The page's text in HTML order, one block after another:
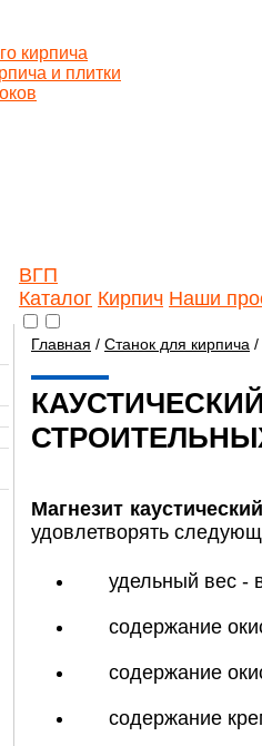
кирпича
и плитки
ВГП
Каталог Кирпич Наши
Главная / Станок для кирпича /
Магнезит каустический
удовлетворять
удельный вес -
содержание
содержание
содержание